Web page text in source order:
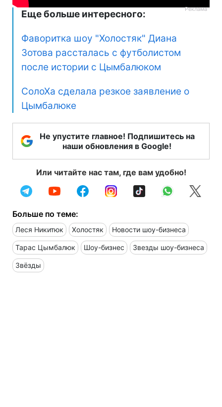
Еще больше интересного:
Фаворитка шоу "Холостяк" Диана
Зотова рассталась с футболистом
после истории с Цымбалюком
СолоХа сделала резкое заявление о
Цымбалюке
Не упустите главное! Подпишитесь на
наши обновления в Google!
Или читайте нас там, где вам удобно!
Больше по теме:
Леся Никитюк Холостяк Новости шоу-бизнеса
Тарас Цымбалюк Шоу-бизнес Звезды шоу-бизнеса
Звёзды